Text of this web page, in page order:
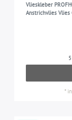
Vlieskleber
Anstrichvlies Vlies
*